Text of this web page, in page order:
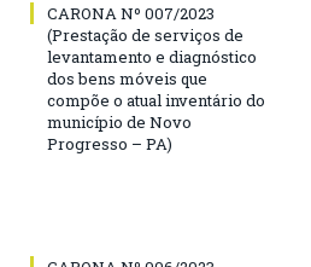
CARONA Nº 007/2023
(Prestação de serviços de
levantamento e diagnóstico
dos bens móveis que
compõe o atual inventário do
município de Novo
Progresso – PA)